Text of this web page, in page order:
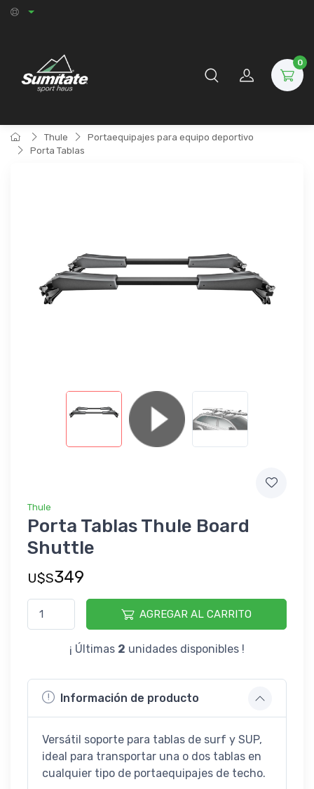
0
Thule
Portaequipajes para equipo deportivo
Porta Tablas
Thule
Porta Tablas Thule Board
Shuttle
U$S349
AGREGAR AL CARRITO
¡ Últimas 2 unidades disponibles !
Información de producto
Versátil soporte para tablas de surf y SUP,
ideal para transportar una o dos tablas en
cualquier tipo de portaequipajes de techo.